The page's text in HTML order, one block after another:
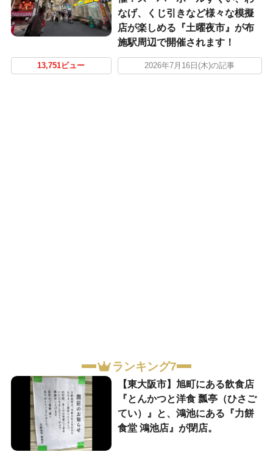
なげ、くじ引きなど様々な模擬
店が楽しめる『土曜夜市』が布
施駅周辺で開催されます！
13,751ビュー 2026年7月16日(木)の記事
ランキング7
【東大阪市】旭町にある飲食店
『とんかつと洋食 瓢亭（ひさご
てい）』と、鴻池にある『力餅
食堂 鴻池店』が閉店。